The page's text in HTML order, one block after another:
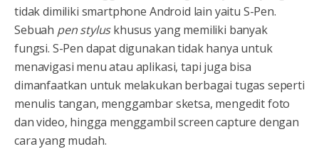
tidak dimiliki smartphone Android lain yaitu S-Pen.
Sebuah pen styluskhusus yang memiliki banyak
fungsi. S-Pen dapat digunakan tidak hanya untuk
menavigasi menu atau aplikasi, tapi juga bisa
dimanfaatkan untuk melakukan berbagai tugas seperti
menulis tangan, menggambar sketsa, mengedit foto
dan video, hingga menggambil screen capture dengan
cara yang mudah.